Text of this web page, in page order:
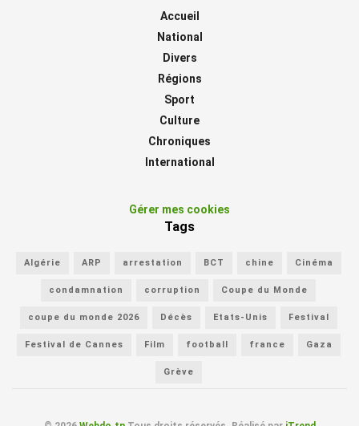
Accueil
National
Divers
Régions
Sport
Culture
Chroniques
International
Gérer mes cookies
Tags
Algérie ARP arrestation BCT chine Cinéma
condamnation corruption Coupe du Monde
coupe du monde 2026 Décès Etats-Unis Festival
Festival de Cannes Film football france Gaza
Grève